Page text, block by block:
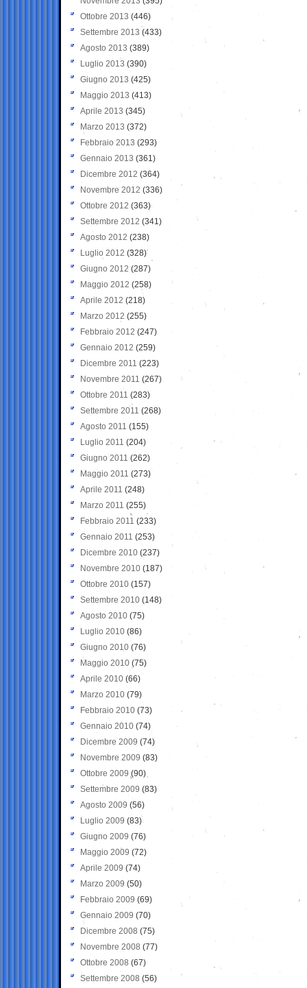
Ottobre 2013 (446)
Settembre 2013 (433)
Agosto 2013 (389)
Luglio 2013 (390)
Giugno 2013 (425)
Maggio 2013 (413)
Aprile 2013 (345)
Marzo 2013 (372)
Febbraio 2013 (293)
Gennaio 2013 (361)
Dicembre 2012 (364)
Novembre 2012 (336)
Ottobre 2012 (363)
Settembre 2012 (341)
Agosto 2012 (238)
Luglio 2012 (328)
Giugno 2012 (287)
Maggio 2012 (258)
Aprile 2012 (218)
Marzo 2012 (255)
Febbraio 2012 (247)
Gennaio 2012 (259)
Dicembre 2011 (223)
Novembre 2011 (267)
Ottobre 2011 (283)
Settembre 2011 (268)
Agosto 2011 (155)
Luglio 2011 (204)
Giugno 2011 (262)
Maggio 2011 (273)
Aprile 2011 (248)
Marzo 2011 (255)
Febbraio 2011 (233)
Gennaio 2011 (253)
Dicembre 2010 (237)
Novembre 2010 (187)
Ottobre 2010 (157)
Settembre 2010 (148)
Agosto 2010 (75)
Luglio 2010 (86)
Giugno 2010 (76)
Maggio 2010 (75)
Aprile 2010 (66)
Marzo 2010 (79)
Febbraio 2010 (73)
Gennaio 2010 (74)
Dicembre 2009 (74)
Novembre 2009 (83)
Ottobre 2009 (90)
Settembre 2009 (83)
Agosto 2009 (56)
Luglio 2009 (83)
Giugno 2009 (76)
Maggio 2009 (72)
Aprile 2009 (74)
Marzo 2009 (50)
Febbraio 2009 (69)
Gennaio 2009 (70)
Dicembre 2008 (75)
Novembre 2008 (77)
Ottobre 2008 (67)
Settembre 2008 (56)